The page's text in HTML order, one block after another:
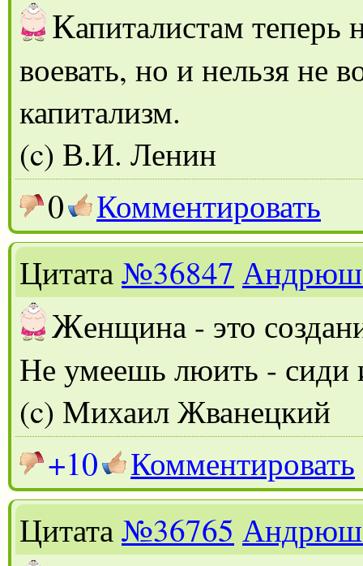
Капиталистам теперь
воевать, но и нельзя не
капитализм.
(c) В.И. Ленин
0
Комментировать
Цитата№36847
Женщина - это
Не умеешь люить - сиди
(c) Михаил Жванецкий
+10
Комментировать
Цитата№36765